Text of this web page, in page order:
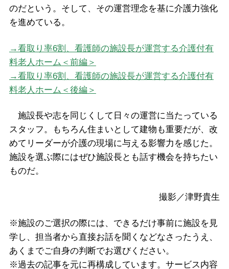
のだという。そして、その運営理念を基に介護力強化
を進めている。
→看取り率6割、看護師の施設長が運営する介護付有
料老人ホーム＜前編＞
→看取り率6割、看護師の施設長が運営する介護付有
料老人ホーム＜後編＞
施設長や志を同じくして日々の運営に当たっている
スタッフ。もちろん住まいとして建物も重要だが、改
めてリーダーが介護の現場に与える影響力を感じた。
施設を選ぶ際にはぜひ施設長とも話す機会を持ちたい
ものだ。
撮影／津野貴生
※施設のご選択の際には、できるだけ事前に施設を見
学し、担当者から直接お話を聞くなどなさったうえ、
あくまでご自身の判断でお選びください。
※過去の記事を元に再構成しています。サービス内容